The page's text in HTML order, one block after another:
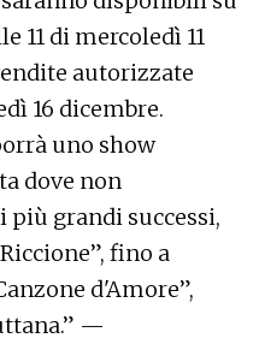
11 di mercoledì 11
autorizzate
16 dicembre.
uno show
dove non
grandi successi,
fino a
d'Amore”,
—